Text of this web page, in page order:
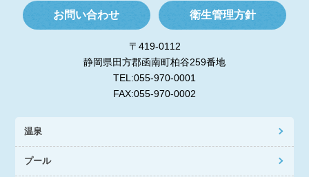
お問い合わせ 衛生管理方針
〒419-0112
静岡県田方郡函南町柏谷259番地
TEL:055-970-0001
FAX:055-970-0002
温泉
プール